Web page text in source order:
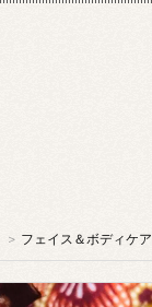
> フェイス＆ボディケア